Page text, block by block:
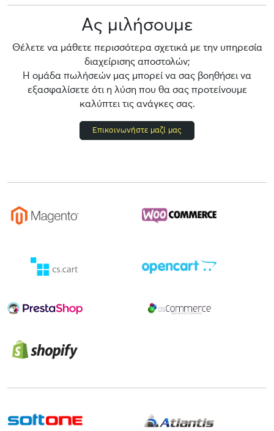
Ας μιλήσουμε
Θέλετε να μάθετε περισσότερα σχετικά με την υπηρεσία
διαχείρισης αποστολών;
Η ομάδα πωλήσεών μας μπορεί να σας βοηθήσει να
εξασφαλίσετε ότι η λύση που θα σας προτείνουμε
καλύπτει τις ανάγκες σας.
Επικοινωνήστε μαζί μας